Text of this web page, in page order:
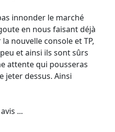
innonder le marché
en nous faisant déjà
nouvelle console et TP,
et ainsi ils sont sûrs
attente qui pousseras
jeter dessus. Ainsi
...